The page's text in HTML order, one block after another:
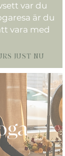
var du
är du
vara med
JUST NU